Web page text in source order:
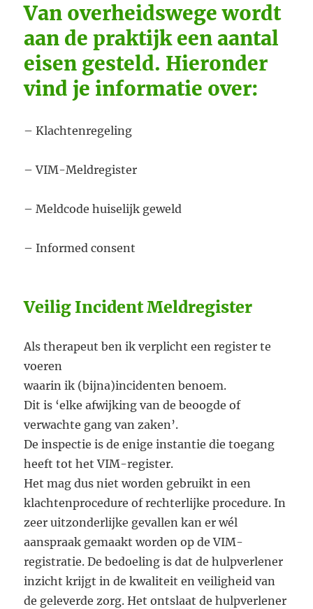
Van overheidswege wordt
aan de praktijk een aantal
eisen gesteld. Hieronder
vind je informatie over:
– Klachtenregeling
– VIM-Meldregister
– Meldcode huiselijk geweld
– Informed consent
Veilig Incident Meldregister
Als therapeut ben ik verplicht een register te
voeren
waarin ik (bijna)incidenten benoem.
Dit is ‘elke afwijking van de beoogde of
verwachte gang van zaken’.
De inspectie is de enige instantie die toegang
heeft tot het VIM-register.
Het mag dus niet worden gebruikt in een
klachtenprocedure of rechterlijke procedure. In
zeer uitzonderlijke gevallen kan er wél
aanspraak gemaakt worden op de VIM-
registratie. De bedoeling is dat de hulpverlener
inzicht krijgt in de kwaliteit en veiligheid van
de geleverde zorg. Het ontslaat de hulpverlener